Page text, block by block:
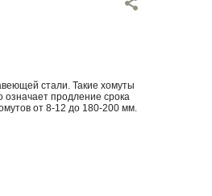
стали. Такие хомуты
означает продление срока
от 8-12 до 180-200 мм.